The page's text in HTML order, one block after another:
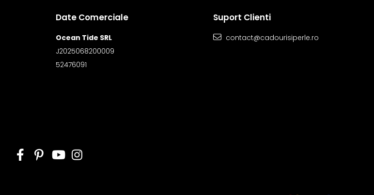
Date Comerciale
Ocean Tide SRL
J2025068200009
52476091
Suport Clienti
contact@cadourisiperle.ro